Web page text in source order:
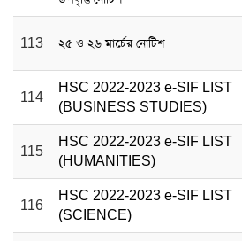
113 ২৫ ও ২৬ মার্চের নোটিশ
114
HSC 2022-2023 e-SIF LIST
(BUSINESS STUDIES)
115
HSC 2022-2023 e-SIF LIST
(HUMANITIES)
116
HSC 2022-2023 e-SIF LIST
(SCIENCE)